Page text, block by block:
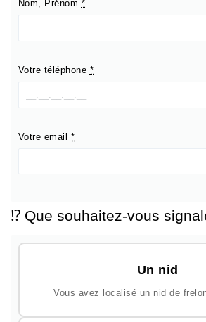
Nom, Prénom *
Votre téléphone *
Votre email *
⁉️ Que souhaitez-vous
Un nid
Vous avez localisé un nid de